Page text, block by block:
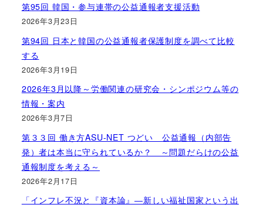
第95回 韓国・参与連帯の公益通報者支援活動
2026年3月23日
第94回 日本と韓国の公益通報者保護制度を調べて比較
する
2026年3月19日
2026年3月以降～労働関連の研究会・シンポジウム等の
情報・案内
2026年3月7日
第３３回 働き方ASU-NET つどい 公益通報（内部告
発）者は本当に守られているか？ ～問題だらけの公益
通報制度を考える～
2026年2月17日
「インフレ不況と『資本論』―新しい福祉国家という出